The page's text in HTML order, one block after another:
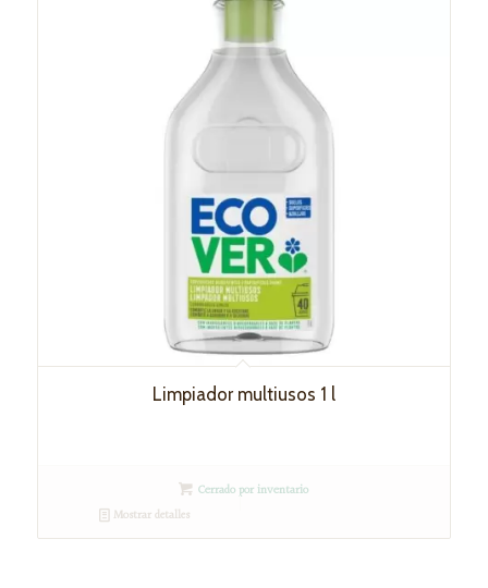
Limpiador multiusos 1 l
Cerrado por inventario
Mostrar detalles